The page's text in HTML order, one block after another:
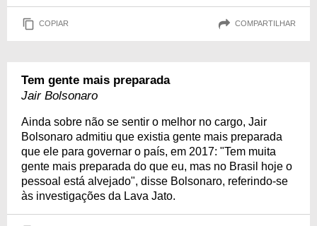
COPIAR COMPARTILHAR
Tem gente mais preparada
Jair Bolsonaro
Ainda sobre não se sentir o melhor no cargo, Jair
Bolsonaro admitiu que existia gente mais preparada
que ele para governar o país, em 2017: "Tem muita
gente mais preparada do que eu, mas no Brasil hoje o
pessoal está alvejado", disse Bolsonaro, referindo-se
às investigações da Lava Jato.